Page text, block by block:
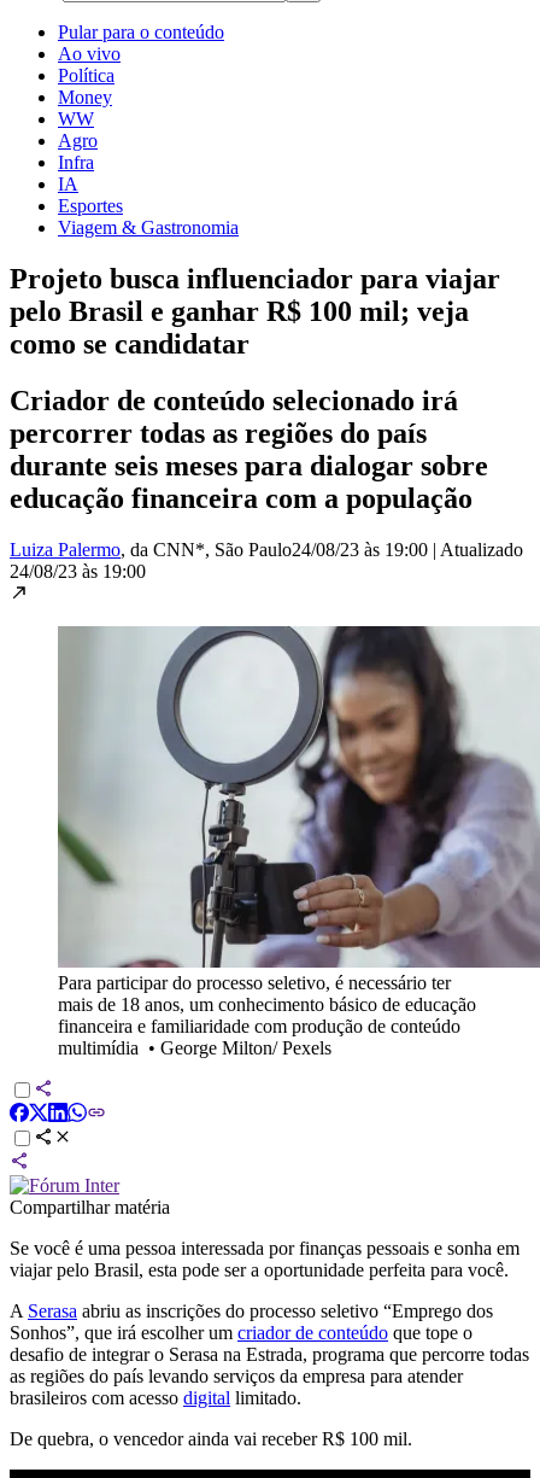
Pular para o conteúdo
Ao vivo
Política
Money
WW
Agro
Infra
IA
Esportes
Viagem & Gastronomia
Projeto busca influenciador para viajar
pelo Brasil e ganhar R$ 100 mil; veja
como se candidatar
Criador de conteúdo selecionado irá
percorrer todas as regiões do país
durante seis meses para dialogar sobre
educação financeira com a população
Luiza Palermo, da CNN*, São Paulo24/08/23 às 19:00 | Atualizado
24/08/23 às 19:00
Para participar do processo seletivo, é necessário ter
mais de 18 anos, um conhecimento básico de educação
financeira e familiaridade com produção de conteúdo
multimídia • George Milton/ Pexels
Compartilhar matéria
Se você é uma pessoa interessada por finanças pessoais e sonha em
viajar pelo Brasil, esta pode ser a oportunidade perfeita para você.
A Serasa abriu as inscrições do processo seletivo “Emprego dos
Sonhos”, que irá escolher um criador de conteúdo que tope o
desafio de integrar o Serasa na Estrada, programa que percorre todas
as regiões do país levando serviços da empresa para atender
brasileiros com acesso digital limitado.
De quebra, o vencedor ainda vai receber R$ 100 mil.